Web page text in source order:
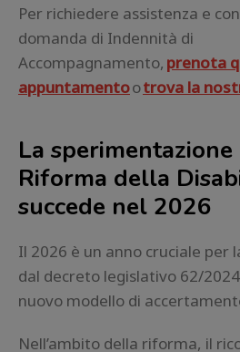
Per richiedere assistenza e
domanda di Indennità di
Accompagnamento, prenota
appuntamentootrova la
La
Riforma della
succede nel 2026
Il 2026 è un anno cruciale per
dal decreto legislativo 62/
nuovo modello di
Nell’ambito della riforma, il